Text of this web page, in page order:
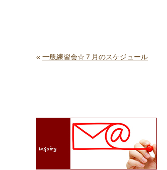
« 一般練習会☆７月のスケジュール